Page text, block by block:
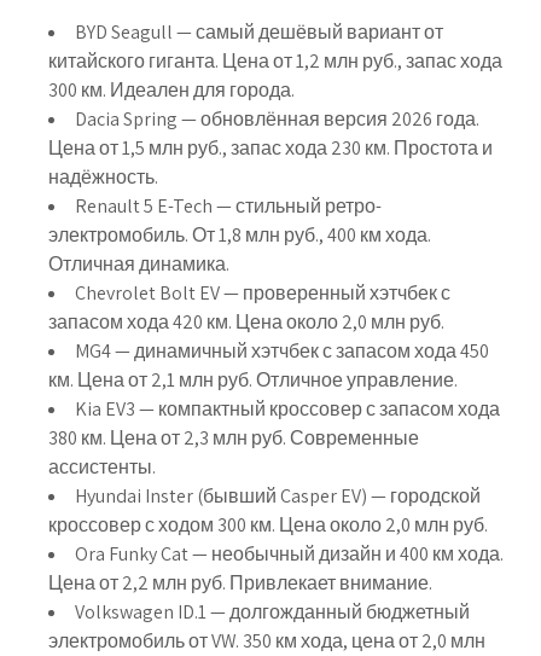
BYD Seagull— самый дешёвый вариант от
китайского гиганта. Цена от 1,2 млн руб., запас хода
300 км. Идеален для города.
Dacia Spring— обновлённая версия 2026 года.
Цена от 1,5 млн руб., запас хода 230 км. Простота и
надёжность.
Renault 5 E-Tech— стильный ретро-
электромобиль. От 1,8 млн руб., 400 км хода.
Отличная динамика.
Chevrolet Bolt EV— проверенный хэтчбек с
запасом хода 420 км. Цена около 2,0 млн руб.
MG4— динамичный хэтчбек с запасом хода 450
км. Цена от 2,1 млн руб. Отличное управление.
Kia EV3— компактный кроссовер с запасом хода
380 км. Цена от 2,3 млн руб. Современные
ассистенты.
Hyundai Inster(бывший Casper EV) — городской
кроссовер с ходом 300 км. Цена около 2,0 млн руб.
Ora Funky Cat— необычный дизайн и 400 км хода.
Цена от 2,2 млн руб. Привлекает внимание.
Volkswagen ID.1— долгожданный бюджетный
электромобиль от VW. 350 км хода, цена от 2,0 млн